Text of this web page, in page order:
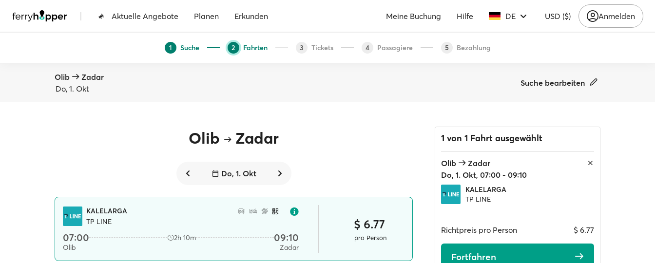
| Aktuelle Angebote Planen Erkunden Meine Buchung Hilfe DE USD ($) Anmelden
1 Suche 2 Fahrten 3 Tickets 4 Passagiere 5 Bezahlung
Olib
Zadar
Do, 1. Okt
Suche bearbeiten
Olib Zadar
Do, 1. Okt
KALELARGA
TP LINE
07:00 2h 10m 09:10
Olib Zadar
$ 6.77
pro Person
1 von 1 Fahrt ausgewählt
Olib
Zadar
Do, 1. Okt, 07:00 - 09:10
KALELARGA
TP LINE
Richtpreis pro Person $ 6.77
Fortfahren